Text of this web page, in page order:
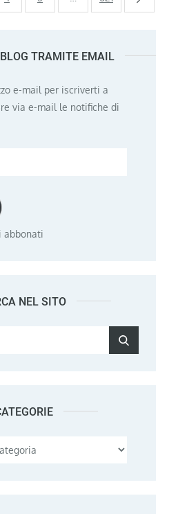
TRAMITE EMAIL
e-mail per iscriverti a
via e-mail le notifiche di
abbonati
NEL SITO